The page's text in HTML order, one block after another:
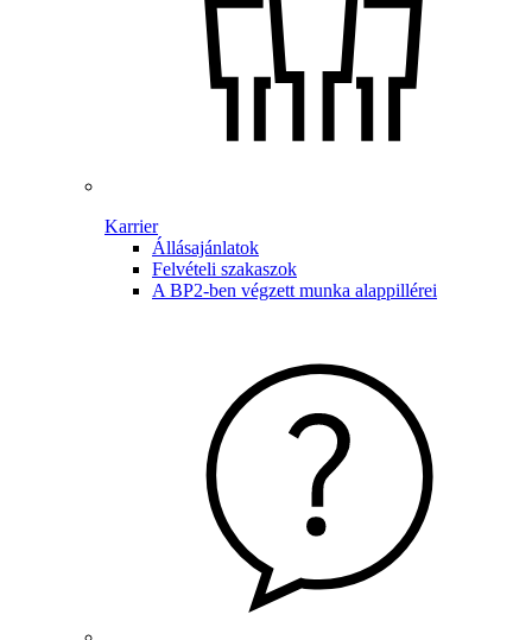
Karrier
Állásajánlatok
Felvételi szakaszok
A BP2-ben végzett munka alappillérei